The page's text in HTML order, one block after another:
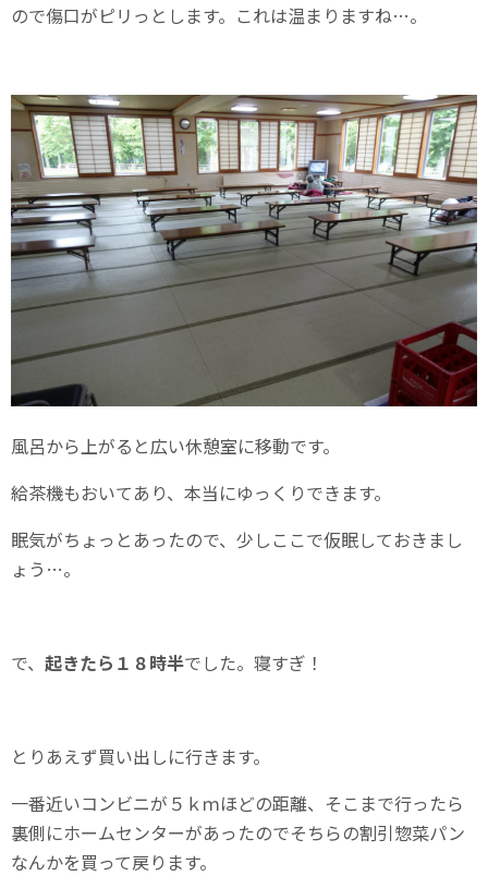
ので傷口がピリっとします。これは温まりますね…。
風呂から上がると広い休憩室に移動です。
給茶機もおいてあり、本当にゆっくりできます。
眠気がちょっとあったので、少しここで仮眠しておきまし
ょう…。
で、 起きたら１８時半でした。寝すぎ！
とりあえず買い出しに行きます。
一番近いコンビニが５ｋｍほどの距離、そこまで行ったら
裏側にホームセンターがあったのでそちらの割引惣菜パン
なんかを買って戻ります。